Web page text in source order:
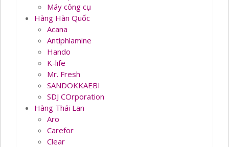
Máy công cụ
Hàng Hàn Quốc
Acana
Antiphlamine
Hando
K-life
Mr. Fresh
SANDOKKAEBI
SDJ COrporation
Hàng Thái Lan
Aro
Carefor
Clear